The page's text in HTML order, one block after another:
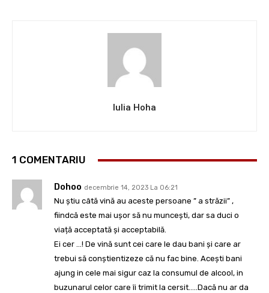
Iulia Hoha
1 COMENTARIU
Dohoo decembrie 14, 2023 La 06:21
Nu știu câtă vină au aceste persoane ” a străzii” ,
fiindcă este mai ușor să nu muncești, dar sa duci o
viață acceptată și acceptabilă.
Ei cer …! De vină sunt cei care le dau bani și care ar
trebui să conștientizeze că nu fac bine. Acești bani
ajung in cele mai sigur caz la consumul de alcool, in
buzunarul celor care îi trimit la cersit…..Dacă nu ar da